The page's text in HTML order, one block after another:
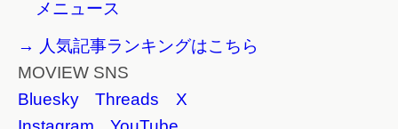
メニュース
→ 人気記事ランキングはこちら
MOVIEW SNS
Bluesky
Threads
X